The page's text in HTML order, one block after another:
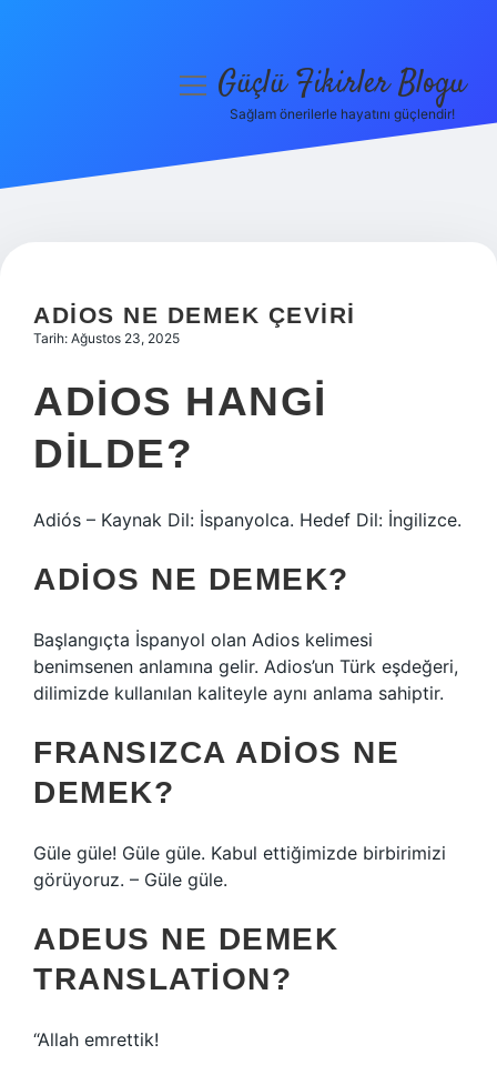
Hakkımızda
menüyüGüçlü Fikirler Blogu
Sağlam önerilerle hayatını güçlendir!
ADIOS NE DEMEK ÇEVIRI
Tarih: Ağustos 23, 2025
ADIOS HANGI
DILDE?
Adiós – Kaynak Dil: İspanyolca. Hedef Dil: İngilizce.
ADIOS NE DEMEK?
Başlangıçta İspanyol olan Adios kelimesi
benimsenen anlamına gelir. Adios’un Türk eşdeğeri,
dilimizde kullanılan kaliteyle aynı anlama sahiptir.
FRANSIZCA ADIOS NE
DEMEK?
Güle güle! Güle güle. Kabul ettiğimizde birbirimizi
görüyoruz. – Güle güle.
ADEUS NE DEMEK
TRANSLATION?
“Allah emrettik!